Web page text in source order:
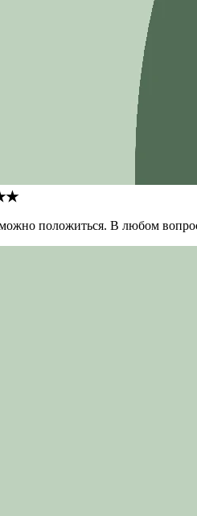
положиться. В любом